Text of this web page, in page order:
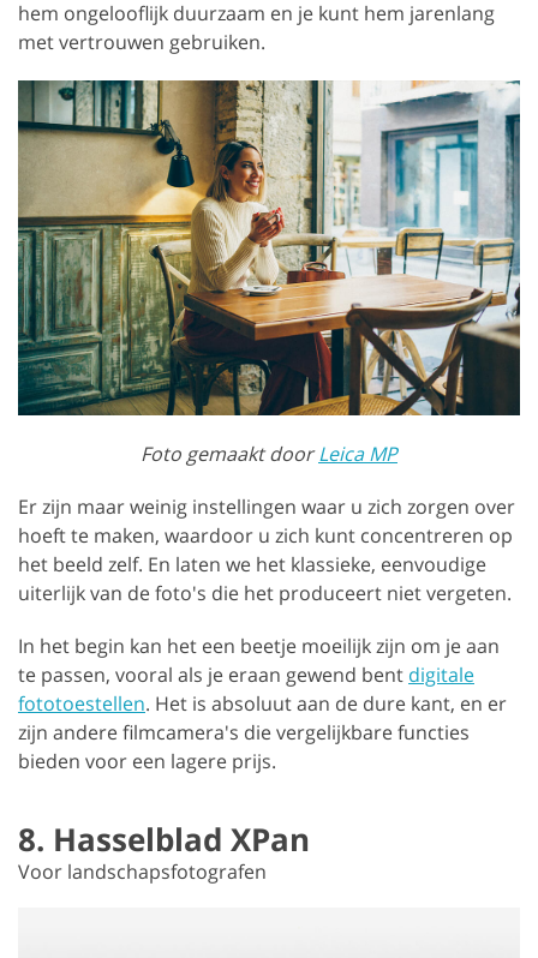
hem ongelooflijk duurzaam en je kunt hem jarenlang
met vertrouwen gebruiken.
Foto gemaakt doorLeica MP
Er zijn maar weinig instellingen waar u zich zorgen over
hoeft te maken, waardoor u zich kunt concentreren op
het beeld zelf. En laten we het klassieke, eenvoudige
uiterlijk van de foto's die het produceert niet vergeten.
In het begin kan het een beetje moeilijk zijn om je aan
te passen, vooral als je eraan gewend bent digitale
fototoestellen. Het is absoluut aan de dure kant, en er
zijn andere filmcamera's die vergelijkbare functies
bieden voor een lagere prijs.
8. Hasselblad XPan
Voor landschapsfotografen